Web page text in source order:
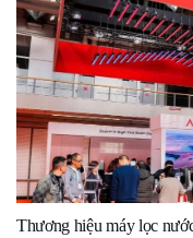
Thương hiệu máy lọc